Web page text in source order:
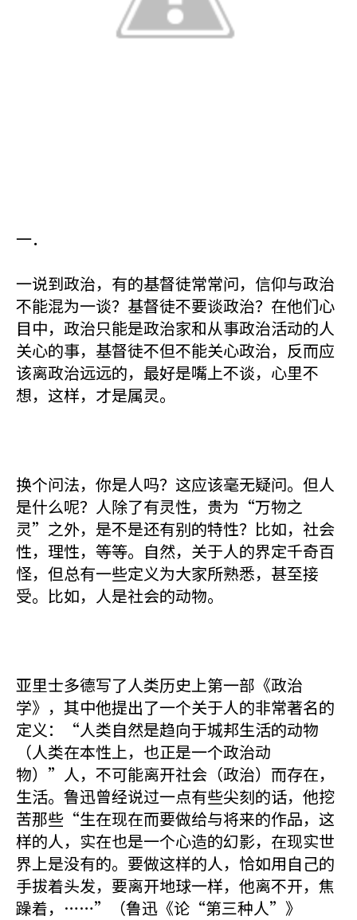
一．
一说到政治，有的基督徒常常问，信仰与政治
不能混为一谈？基督徒不要谈政治？在他们心
目中，政治只能是政治家和从事政治活动的人
关心的事，基督徒不但不能关心政治，反而应
该离政治远远的，最好是嘴上不谈，心里不
想，这样，才是属灵。
换个问法，你是人吗？这应该毫无疑问。但人
是什么呢？人除了有灵性，贵为“万物之
灵”之外，是不是还有别的特性？比如，社会
性，理性，等等。自然，关于人的界定千奇百
怪，但总有一些定义为大家所熟悉，甚至接
受。比如，人是社会的动物。
亚里士多德写了人类历史上第一部《政治
学》，其中他提出了一个关于人的非常著名的
定义：“人类自然是趋向于城邦生活的动物
（人类在本性上，也正是一个政治动
物）”人，不可能离开社会（政治）而存在，
生活。鲁迅曾经说过一点有些尖刻的话，他挖
苦那些“生在现在而要做给与将来的作品，这
样的人，实在也是一个心造的幻影，在现实世
界上是没有的。要做这样的人，恰如用自己的
手拔着头发，要离开地球一样，他离不开，焦
躁着，……”（鲁迅《论“第三种人”》